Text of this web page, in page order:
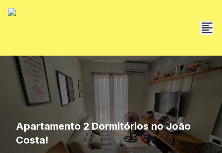
Apartamento 2 Dormitórios no João
Costa!